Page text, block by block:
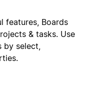
features, Boards
& tasks. Use
by select,